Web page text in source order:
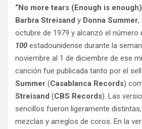
“No more tears (Enough is
Barbra Streisand y Donna Summer,
octubre de 1979 y alcanzó el número
100 estadounidense durante la
noviembre al 1 de diciembre de ese
canción fue publicada tanto por el
Summer (Casablanca Records)
Streisand (CBS Records). Las
sencillos fueron ligeramente
mezclas y arreglos de coros. En la